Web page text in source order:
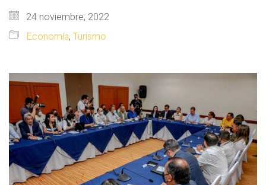
24 noviembre, 2022
Economía, Turismo